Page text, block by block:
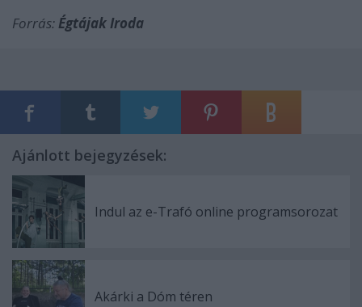
Forrás:Égtájak Iroda
Ajánlott bejegyzések:
Indul az e-Trafó online programsorozat
Akárki a Dóm téren